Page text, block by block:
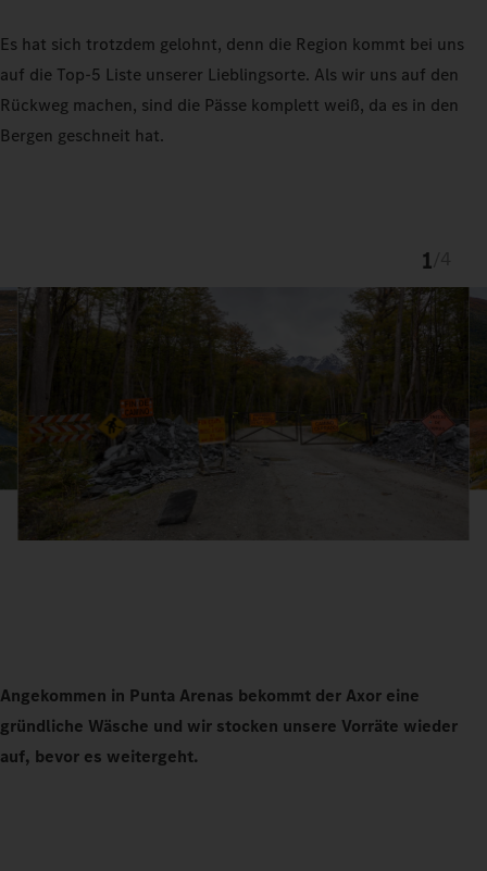
Es hat sich trotzdem gelohnt, denn die Region kommt bei uns
auf die Top-5 Liste unserer Lieblingsorte. Als wir uns auf den
Rückweg machen, sind die Pässe komplett weiß, da es in den
Bergen geschneit hat.
1
Angekommen in Punta Arenas bekommt der Axor eine
gründliche Wäsche und wir stocken unsere Vorräte wieder
auf, bevor es weitergeht.